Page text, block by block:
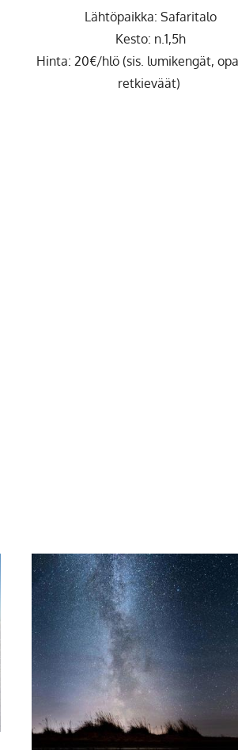
Lähtöpaikka: Safaritalo
Kesto: n.1,5h
Hinta: 20€/hlö (sis. lumikengät,
retkieväät)